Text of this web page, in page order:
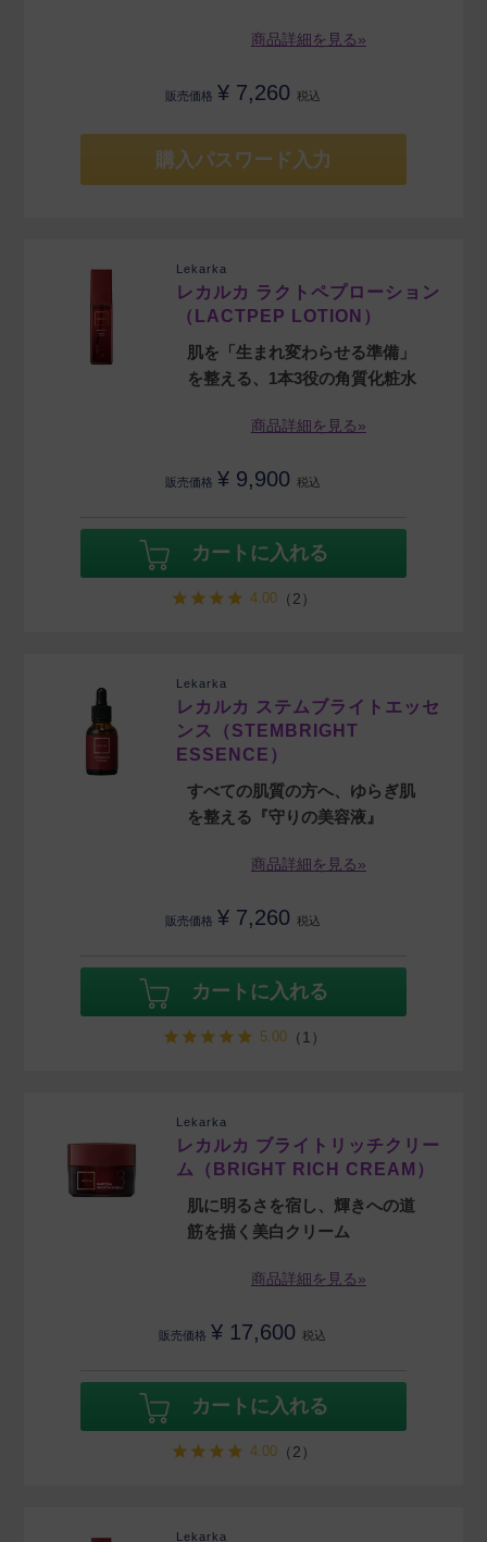
商品詳細を見る»
販売価格 ¥ 7,260 税込
購入パスワード入力
Lekarka
レカルカ ラクトペプローション
（LACTPEP LOTION）
肌を「生まれ変わらせる準備」
を整える、1本3役の角質化粧水
商品詳細を見る»
販売価格 ¥ 9,900 税込
カートに入れる
4.00 （2）
Lekarka
レカルカ ステムブライトエッセ
ンス（STEMBRIGHT
ESSENCE）
すべての肌質の方へ、ゆらぎ肌
を整える『守りの美容液』
商品詳細を見る»
販売価格 ¥ 7,260 税込
カートに入れる
5.00（1）
Lekarka
レカルカ ブライトリッチクリー
ム（BRIGHT RICH CREAM）
肌に明るさを宿し、輝きへの道
筋を描く美白クリーム
商品詳細を見る»
販売価格 ¥ 17,600 税込
カートに入れる
4.00 （2）
Lekarka